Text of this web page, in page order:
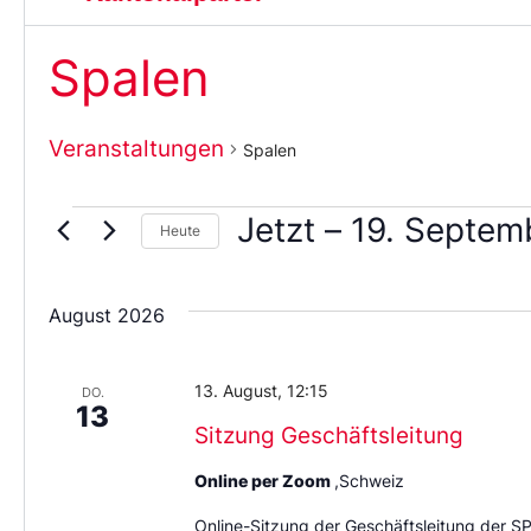
Spalen
Veranstaltungen Spalen
Heute Jetzt – 19.
das
August 2026
DO.
13
Sitzung Geschäftsleitung
13. August, 12:15
Online per Zoom ,Schweiz
Online-Sitzung der Geschäftsleitung der